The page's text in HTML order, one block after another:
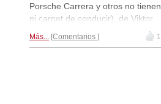
Porsche Carrera y otros no tienen
ni carnet de conducir), de Viktor
torre loca", de los pasatiempos
Más... Comentarios 1